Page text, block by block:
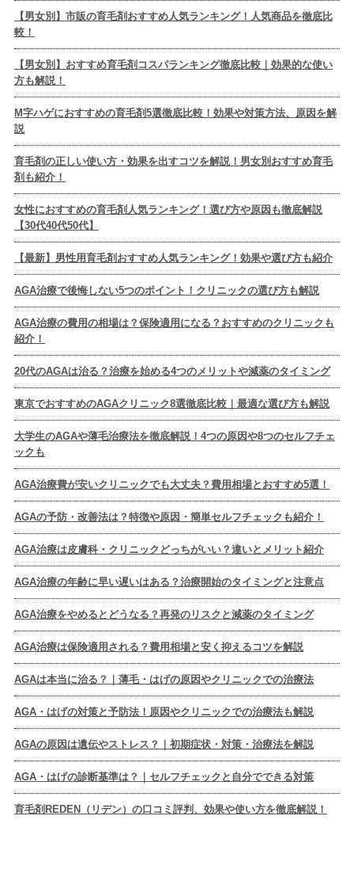
【男女別】市販の育毛剤おすすめ人気ランキング！人気商品を徹底比
較！
【男女別】おすすめ育毛剤コスパランキング徹底比較｜効果的な使い
方も解説！
M字ハゲにおすすめの育毛剤5選徹底比較！効果や対策方法、原因を解
説
育毛剤の正しい使い方・効果を出すコツを解説！男女別おすすめ育毛
剤も紹介！
女性におすすめの育毛剤人気ランキング！選び方や原因も徹底解説
【30代40代50代】
【最新】男性用育毛剤おすすめ人気ランキング！効果や選び方も紹介
AGA治療で後悔しない5つのポイント！クリニックの選び方も解説
AGA治療の費用の相場は？保険適用になる？おすすめのクリニックも
紹介！
20代のAGAは治る？治療を始める4つのメリットや減薬のタイミング
東京でおすすめのAGAクリニック8選徹底比較｜最適な選び方も解説
大学生のAGAや薄毛治療法を徹底解説！4つの原因や8つのセルフチェ
ックも
AGA治療費が安いクリニックでも大丈夫？費用相場とおすすめ5選！
AGAの予防・改善法は？特徴や原因・簡単セルフチェックも紹介！
AGA治療は皮膚科・クリニックどっちがいい？違いとメリット紹介
AGA治療の年齢に早い遅いはある？治療開始のタイミングと注意点
AGA治療をやめるとどうなる？再発のリスクと減薬のタイミング
AGA治療は保険適用される？費用相場と安く抑えるコツを解説
AGAは本当に治る？｜薄毛・はげの原因やクリニックでの治療法
AGA・はげの対策と予防法！原因やクリニックでの治療法も解説
AGAの原因は遺伝やストレス？｜初期症状・対策・治療法を解説
AGA・はげの診断基準は？｜セルフチェックと自分でできる対策
育毛剤REDEN（リデン）の口コミ評判、効果や使い方を徹底解説！